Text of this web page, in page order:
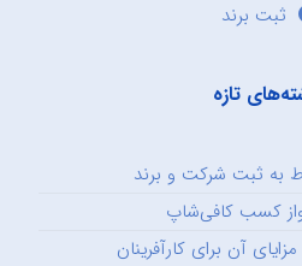
ثبت برند
تازه
به ثبت شرکت و برند
کسب کافی‌شاپ
آن برای کارآفرینان